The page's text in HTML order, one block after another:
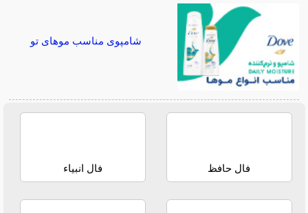
شامپوی مناسب موهای تو
فال حافظ فال انبیاء